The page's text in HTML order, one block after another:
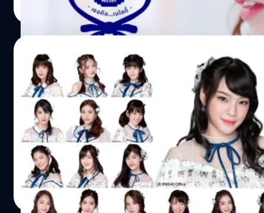
เมมเบอร์ BNK48 พร้อมใจเปลี่ยนรูปโปรไฟล์
คือ…เมโลดี้ [Update 09:20 น. 1 ก.ย. 2561]
ช่วงค่ำของวันนี้ 31 ส.ค. 2561 (ครบ 1 เดือนพอดี หลังจากที่เ
ของพวกเธอ GIRLS DON’T CRY) มีความเคลื่อนไหวจากเม
ได้ทำการทยอยเปลี่ยนรูปโปรไฟล์ และภาพหน้าปก บนเฟสบุ๊
เธอคือ…เมโลดี้ หวานลายดอกไม้ งดงามเหลือเกิน รวบรวม
ของวันที่ 31 ส.ค.2561 - 01.30 น. ของวันที่ 1 ก.ย. 2561
https://www.facebook.com/bnk48official.izutarina/
type=1&theater BNK48 รุ่นที่ 1
Meechok Dechpokasup| 2898 days ago
Read More